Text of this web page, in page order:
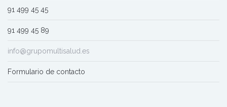
91 499 45 45
91 499 45 89
info@grupomultisalud.es
Formulario de contacto